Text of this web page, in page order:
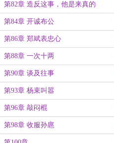
第82章 造反这事，他是来真的
第84章 开诚布公
第86章 郑斌表忠心
第88章 一次十两
第90章 谈及往事
第93章 杨束叫嚣
第96章 敲闷棍
第98章 收服孙扈